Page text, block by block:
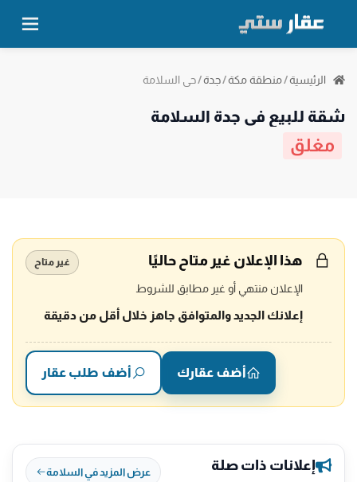
الرئيسية/منطقة مكة/جدة/حي السلامة
شقة للبيع في جدة السلامة
مغلق
هذا الإعلان غير متاح حاليًا غير متاح
الإعلان منتهي أو غير مطابق للشروط
إعلانك الجديد والمتوافق جاهز خلال أقل من دقيقة
أضف عقارك أضف طلب عقار
إعلانات ذات صلة عرض المزيد في السلامة